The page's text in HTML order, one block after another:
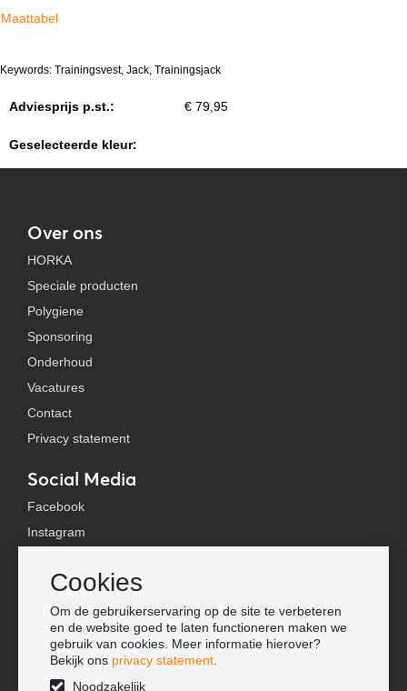
Cookies
Om de gebruikerservaring op de site te verbeteren
en de website goed te laten functioneren maken we
gebruik van cookies. Meer informatie hierover?
Bekijk ons privacy statement
Noodzakelijk
Maattabel
Keywords: Trainingsvest, Jack, Trainingsjack
Adviesprijs p.st.: € 79,95
Geselecteerde kleur:
Over ons
HORKA
Speciale producten
Polygiene
Sponsoring
Onderhoud
Vacatures
Contact
Privacy statement
Social Media
Facebook
Instagram
TikTok
Tools
Lookbook
Nieuwe klant